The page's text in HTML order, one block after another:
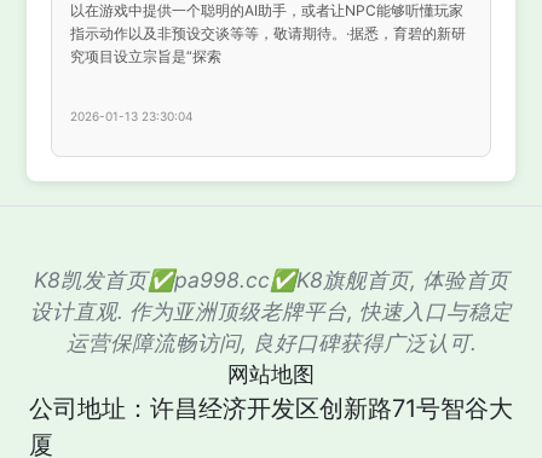
以在游戏中提供一个聪明的AI助手，或者让NPC能够听懂玩家
指示动作以及非预设交谈等等，敬请期待。·据悉，育碧的新研
究项目设立宗旨是“探索
2026-01-13 23:30:04
K8凯发首页✅pa998.cc✅K8旗舰首页, 体验首页
设计直观. 作为亚洲顶级老牌平台, 快速入口与稳定
运营保障流畅访问, 良好口碑获得广泛认可.
网站地图
公司地址：许昌经济开发区创新路71号智谷大
厦